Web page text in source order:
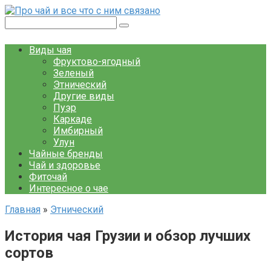
Перейти
контенту
Виды чая
Фруктово-ягодный
Зеленый
Этнический
Другие виды
Пуэр
Каркаде
Имбирный
Улун
Чайные бренды
Чай и здоровье
Фиточай
Интересное о чае
Главная » Этнический
История чая Грузии и обзор лучших
сортов